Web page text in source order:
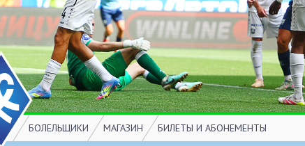
БОЛЕЛЬЩИКИ
МАГАЗИН
БИЛЕТЫ И АБОНЕМЕНТЫ